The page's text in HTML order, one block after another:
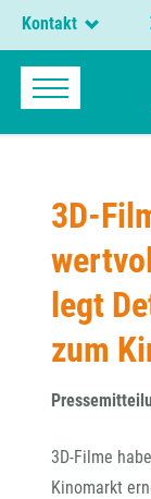
Kontakt
3D-
legt
zum
3D-Filme
Kinomarkt